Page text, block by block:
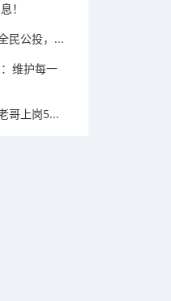
！
民公投，...
维护每一
哥上岗5...